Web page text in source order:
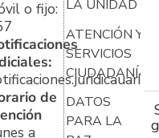
o fijo:
de
a
LA UNIDAD
ATENCIÓN Y
SERVICIOS
CIUDADANÍA
DATOS
PARA LA